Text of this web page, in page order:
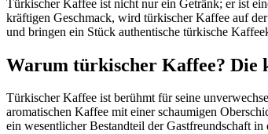
Türkischer Kaffee ist nicht nur ein Getränk; er ist
kräftigen Geschmack, wird türkischer Kaffee auf
und bringen ein Stück authentische türkische
Warum türkischer Kaffee? Die
Türkischer Kaffee ist berühmt für seine
aromatischen Kaffee mit einer schaumigen
ein wesentlicher Bestandteil der Gastfreundschaft